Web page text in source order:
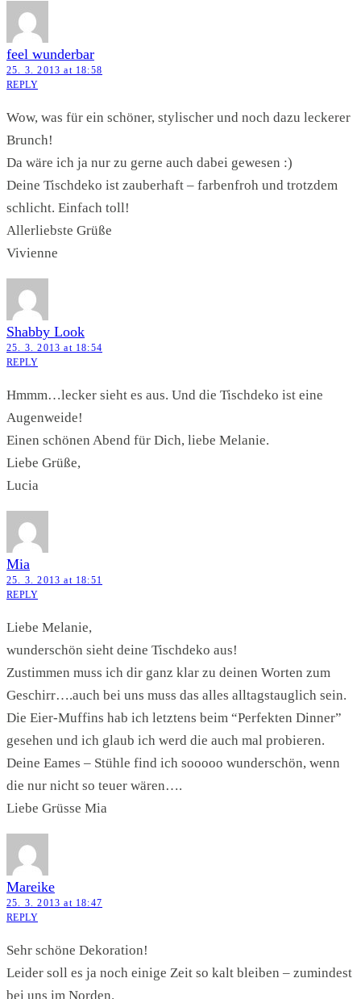
feel wunderbar
25. 3. 2013 at 18:58
REPLY
Wow, was für ein schöner, stylischer und noch dazu leckerer
Brunch!
Da wäre ich ja nur zu gerne auch dabei gewesen :)
Deine Tischdeko ist zauberhaft – farbenfroh und trotzdem
schlicht. Einfach toll!
Allerliebste Grüße
Vivienne
Shabby Look
25. 3. 2013 at 18:54
REPLY
Hmmm…lecker sieht es aus. Und die Tischdeko ist eine
Augenweide!
Einen schönen Abend für Dich, liebe Melanie.
Liebe Grüße,
Lucia
Mia
25. 3. 2013 at 18:51
REPLY
Liebe Melanie,
wunderschön sieht deine Tischdeko aus!
Zustimmen muss ich dir ganz klar zu deinen Worten zum
Geschirr….auch bei uns muss das alles alltagstauglich sein.
Die Eier-Muffins hab ich letztens beim “Perfekten Dinner”
gesehen und ich glaub ich werd die auch mal probieren.
Deine Eames – Stühle find ich sooooo wunderschön, wenn
die nur nicht so teuer wären….
Liebe Grüsse Mia
Mareike
25. 3. 2013 at 18:47
REPLY
Sehr schöne Dekoration!
Leider soll es ja noch einige Zeit so kalt bleiben – zumindest
bei uns im Norden.